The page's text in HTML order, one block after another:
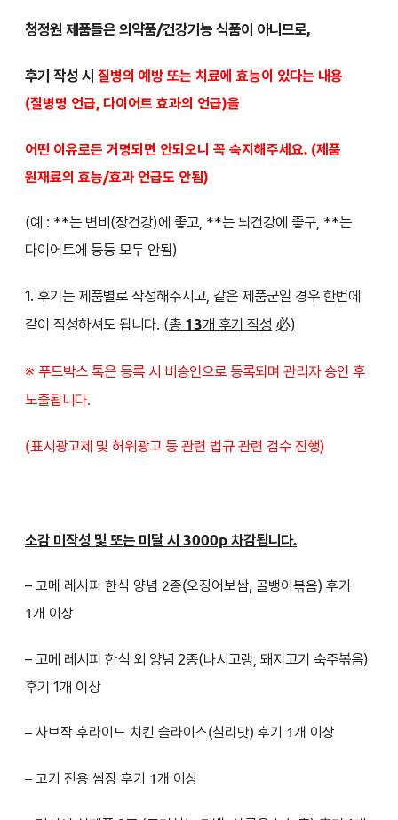
청정원 제품들은 의약품/건강기능 식품이 아니므로,
후기 작성 시 질병의 예방 또는 치료에 효능이 있다는 내용
(질병명 언급, 다이어트 효과의 언급)을
어떤 이유로든 거명되면 안되오니 꼭 숙지해주세요. (제품
원재료의 효능/효과 언급도 안됨)
(예 : **는 변비(장건강)에 좋고, **는 뇌건강에 좋구, **는
다이어트에 등등 모두 안됨)
1. 후기는 제품별로 작성해주시고, 같은 제품군일 경우 한번에
같이 작성하셔도 됩니다. (총 13개 후기 작성 必)
※ 푸드박스 톡은 등록 시 비승인으로 등록되며 관리자 승인 후
노출됩니다.
(표시광고제 및 허위광고 등 관련 법규 관련 검수 진행)
소감 미작성 및 또는 미달 시 3000p 차감됩니다.
– 고메 레시피 한식 양념 2종(오징어보쌈, 골뱅이볶음) 후기
1개 이상
– 고메 레시피 한식 외 양념 2종(나시고랭, 돼지고기 숙주볶음)
후기 1개 이상
– 사브작 후라이드 치킨 슬라이스(칠리맛) 후기 1개 이상
– 고기 전용 쌈장 후기 1개 이상